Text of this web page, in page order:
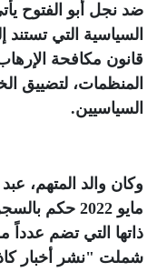
ضد نجل أبو الفتوح
السياسية التي
قانون مكافحة
المنظمات، لتضييق
السياسيين.
وكان والد المتهم،
ذاتها التي تضم عدداً
شملت "نشر أخبار